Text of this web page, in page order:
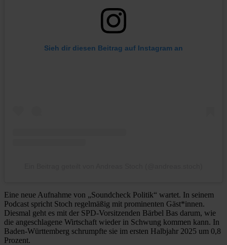
Sieh dir diesen Beitrag auf Instagram an
Eine neue Aufnahme von „Soundcheck Politik“ wartet. In seinem
Podcast spricht Stoch regelmäßig mit prominenten Gäst*innen.
Diesmal geht es mit der SPD-Vorsitzenden Bärbel Bas darum, wie
die angeschlagene Wirtschaft wieder in Schwung kommen kann. In
Baden-Württemberg schrumpfte sie im ersten Halbjahr 2025 um 0,8
Prozent.